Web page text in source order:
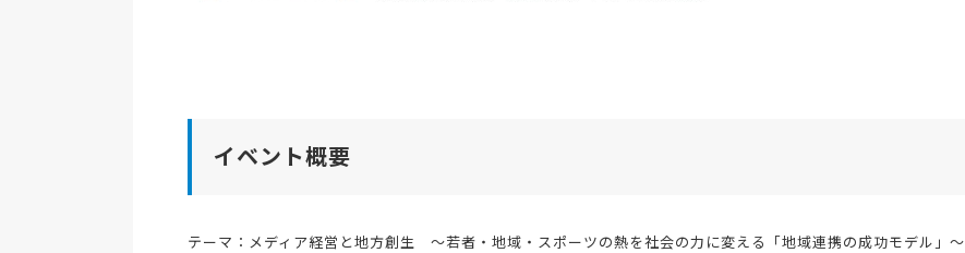
イベント概要
テーマ：メディア経営と地方創生 ～若者・地域・スポーツの熱を社会の力に変える「地域連携の成功モデル」～